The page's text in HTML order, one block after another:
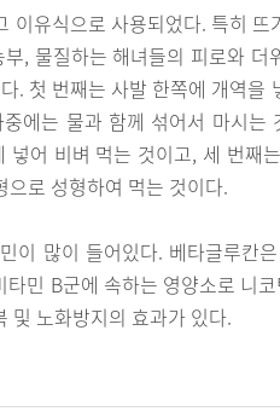
이유식으로 사용되었다. 특히 뜨
, 물질하는 해녀들의 피로와 더
. 첫 번째는 사발 한쪽에 개역을
에는 물과 함께 섞어서 마시는
어 비벼 먹는 것이고, 세 번째
로 성형하여 먹는 것이다.
이 많이 들어있다. 베타글루칸
민 B군에 속하는 영양소로 니
및 노화방지의 효과가 있다.